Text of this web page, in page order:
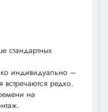
стандартных
индивидуально –
редко.
на